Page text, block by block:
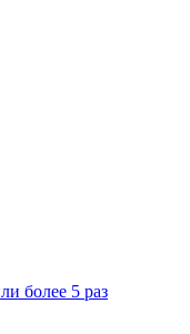
более 5 раз